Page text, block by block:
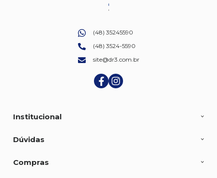
(48) 35245590
(48) 3524-5590
site@dr3.com.br
Institucional
Dúvidas
Compras